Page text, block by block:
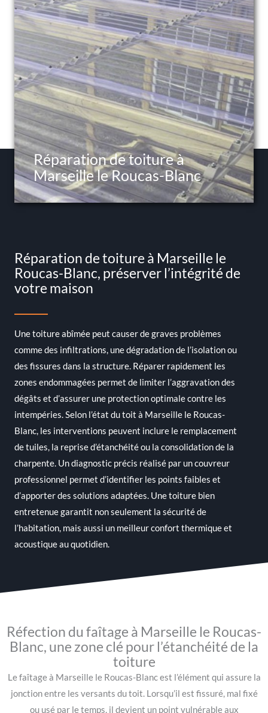
Réparation de toiture à
Marseille le Roucas-Blanc
Réparation de toiture à Marseille le
Roucas-Blanc, préserver l’intégrité de
votre maison
Une toiture abîmée peut causer de graves problèmes
comme des infiltrations, une dégradation de l’isolation ou
des fissures dans la structure. Réparer rapidement les
zones endommagées permet de limiter l’aggravation des
dégâts et d’assurer une protection optimale contre les
intempéries. Selon l’état du toit à Marseille le Roucas-
Blanc, les interventions peuvent inclure le remplacement
de tuiles, la reprise d’étanchéité ou la consolidation de la
charpente. Un diagnostic précis réalisé par un couvreur
professionnel permet d’identifier les points faibles et
d’apporter des solutions adaptées. Une toiture bien
entretenue garantit non seulement la sécurité de
l’habitation, mais aussi un meilleur confort thermique et
acoustique au quotidien.
Réfection du faîtage à Marseille le Roucas-
Blanc, une zone clé pour l’étanchéité de la
toiture
Le faîtage à Marseille le Roucas-Blanc est l’élément qui assure la
jonction entre les versants du toit. Lorsqu’il est fissuré, mal fixé
ou usé par le temps, il devient un point vulnérable aux